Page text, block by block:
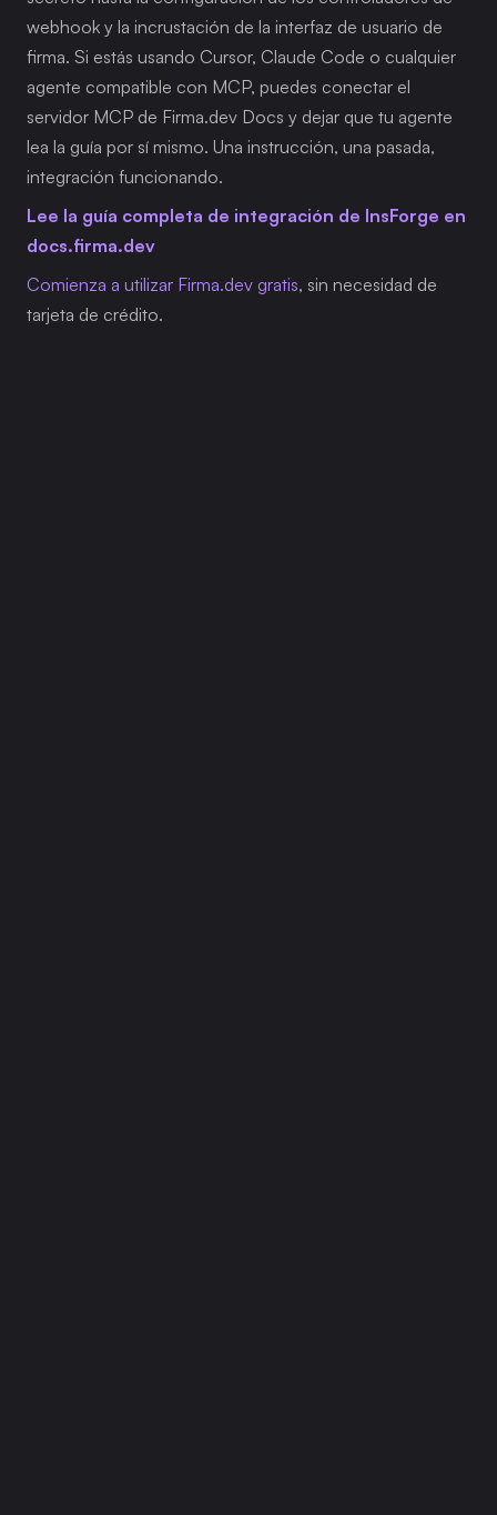
webhook y la incrustación de la interfaz de usuario de
firma. Si estás usando Cursor, Claude Code o cualquier
agente compatible con MCP, puedes conectar el
servidor MCP de Firma.dev Docs y dejar que tu agente
lea la guía por sí mismo. Una instrucción, una pasada,
integración funcionando.
Lee la guía completa de integración de InsForge en
docs.firma.dev
Comienza a utilizar Firma.dev gratis, sin necesidad de
tarjeta de crédito.